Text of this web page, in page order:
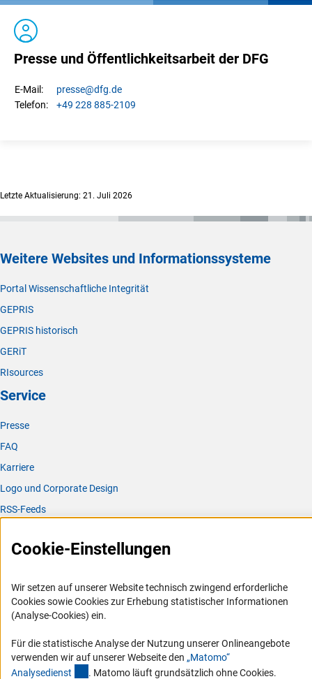
Presse und Öffentlichkeitsarbeit der DFG
E-Mail: presse@dfg.de
Telefon:
+49 228 885-2109
Letzte Aktualisierung: 21. Juli 2026
Weitere Websites und Informationssysteme
Portal Wissenschaftliche Integrität
GEPRIS
GEPRIS historisch
GERiT
RIsources
Service
Presse
FAQ
Karriere
Logo und Corporate Design
RSS-Feeds
Vergabeverfahren
Service und Informationen für Menschen mit Behinderungen
Barriere melden
DFG-aktuell
Cookie-Einstellungen
Wir setzen auf unserer Website technisch zwingend erforderliche
Cookies sowie Cookies zur Erhebung statistischer Informationen
(Analyse-Cookies) ein.
Für die statistische Analyse der Nutzung unserer Onlineangebote
verwenden wir auf unserer Webseite den „Matomo“
Analysedienst (externer Link)
. Matomo läuft grundsätzlich ohne Cookies.